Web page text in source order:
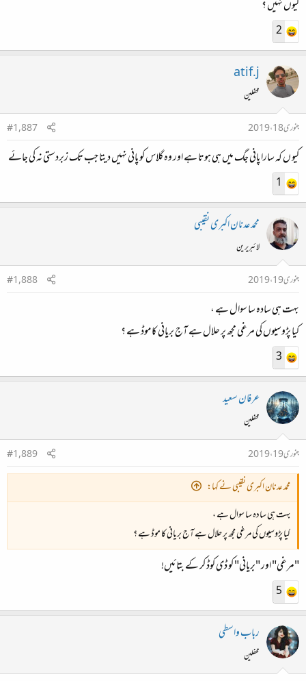
کیوں نہیں ؟
2
atif.j
محفلین
جنوری 18، 2019
#1,887
کیو ں کہ سارا پانی جگ میں ہی ہوتا ہے اور وہ گلاس کو پانی نہیں دیتا جب تک زبردستی نہ کی جائے
1
محمد عدنان اکبری نقیبی
لائبریرین
جنوری 19، 2019
#1,888
بہت ہی سادہ سا سوال ہے ،
کیا پڑوسیوں کی مرغی مجھ پر حلال ہے آج بریانی کا موڈ ہے ؟
3
عرفان سعید
محفلین
جنوری 19، 2019
#1,889
محمد عدنان اکبری نقیبی نے کہا:
بہت ہی سادہ سا سوال ہے ،
کیا پڑوسیوں کی مرغی مجھ پر حلال ہے آج بریانی کا موڈ ہے ؟
"مرغی" اور "بریانی" کو ڈی کوڈ کر کے بتائیں!
5
رباب واسطی
محفلین